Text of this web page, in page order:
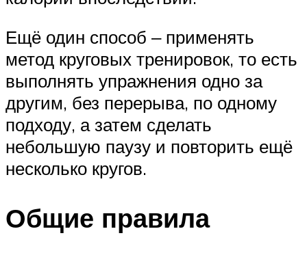
Ещё один способ ‒ применять
метод круговых тренировок, то есть
выполнять упражнения одно за
другим, без перерыва, по одному
подходу, а затем сделать
небольшую паузу и повторить ещё
несколько кругов.
Общие правила